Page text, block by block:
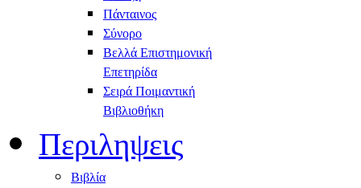
Πάνταινος
Σύνορο
Βελλά Επιστημονική
Επετηρίδα
Σειρά Ποιμαντική
Βιβλιοθήκη
Περιληψεις
Βιβλία